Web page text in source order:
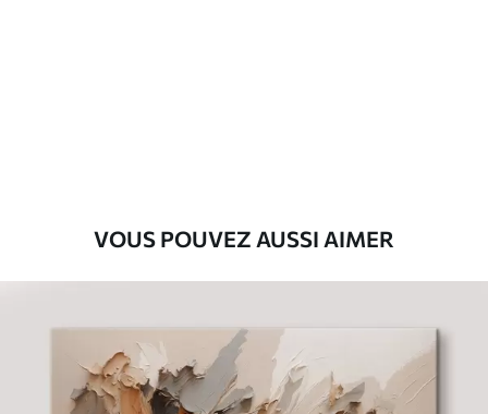
VOUS POUVEZ AUSSI AIMER